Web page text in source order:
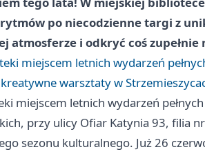
po niecodzienne targi z
atmosferze i odkryć coś zupełnie
miejscem letnich wydarzeń
warsztaty w
miejscem letnich wydarzeń
przy ulicy Ofiar Katynia 93, filia
sezonu kulturalnego. Już 26